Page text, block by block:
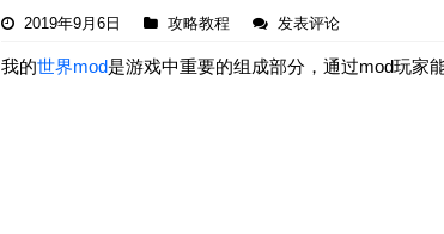
2019年9月6日 攻略教程 发表评论
我的世界mod是游戏中重要的组成部分，通过mod玩家